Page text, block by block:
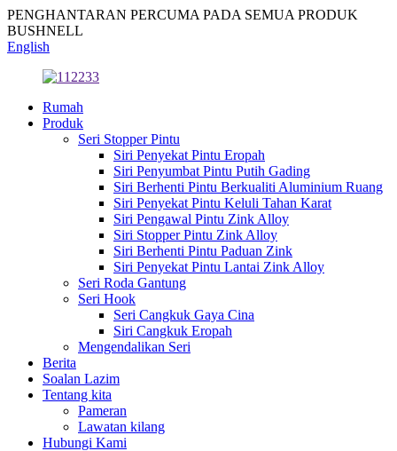
PENGHANTARAN PERCUMA PADA SEMUA PRODUK
BUSHNELL
English
Rumah
Produk
Seri Stopper Pintu
Siri Penyekat Pintu Eropah
Siri Penyumbat Pintu Putih Gading
Siri Berhenti Pintu Berkualiti Aluminium Ruang
Siri Penyekat Pintu Keluli Tahan Karat
Siri Pengawal Pintu Zink Alloy
Siri Stopper Pintu Zink Alloy
Siri Berhenti Pintu Paduan Zink
Siri Penyekat Pintu Lantai Zink Alloy
Seri Roda Gantung
Seri Hook
Seri Cangkuk Gaya Cina
Siri Cangkuk Eropah
Mengendalikan Seri
Berita
Soalan Lazim
Tentang kita
Pameran
Lawatan kilang
Hubungi Kami